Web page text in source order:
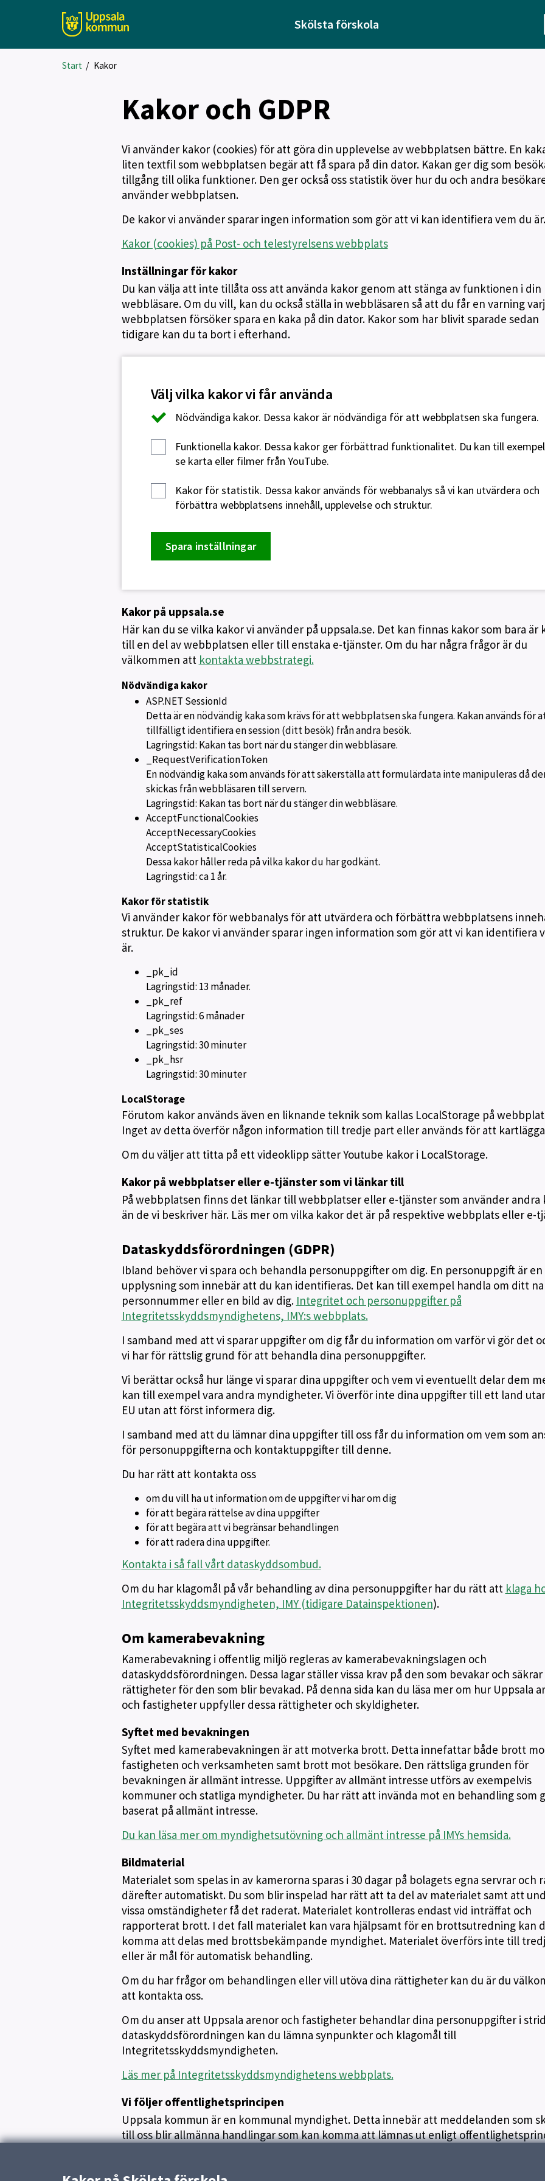
Skölsta förskola
Start / Kakor
Kakor och GDPR
Vi använder kakor (cookies) för att göra din upplevelse av webbplatsen bättre. En
liten textfil som webbplatsen begär att få spara på din dator. Kakan ger dig som
tillgång till olika funktioner. Den ger också oss statistik över hur du och andra
använder webbplatsen.
De kakor vi använder sparar ingen information som gör att vi kan identifiera vem du är.
Kakor (cookies) på Post- och telestyrelsens webbplats
Inställningar för kakor
Du kan välja att inte tillåta oss att använda kakor genom att stänga av funktionen i din
webbläsare. Om du vill, kan du också ställa in webbläsaren så att du får en varning
webbplatsen försöker spara en kaka på din dator. Kakor som har blivit sparade sedan
tidigare kan du ta bort i efterhand.
Välj vilka kakor vi får använda
Nödvändiga kakor. Dessa kakor är nödvändiga för att webbplatsen ska fungera.
Funktionella kakor. Dessa kakor ger förbättrad funktionalitet. Du kan till exempel
se karta eller filmer från YouTube.
Kakor för statistik. Dessa kakor används för webbanalys så vi kan utvärdera och
förbättra webbplatsens innehåll, upplevelse och struktur.
Spara inställningar
Kakor på uppsala.se
Här kan du se vilka kakor vi använder på uppsala.se. Det kan finnas kakor som bara är
till en del av webbplatsen eller till enstaka e-tjänster. Om du har några frågor är du
välkommen att kontakta webbstrategi.
Nödvändiga kakor
ASP.NET SessionId
Detta är en nödvändig kaka som krävs för att webbplatsen ska fungera. Kakan används för
tillfälligt identifiera en session (ditt besök) från andra besök.
Lagringstid: Kakan tas bort när du stänger din webbläsare.
_RequestVerificationToken
En nödvändig kaka som används för att säkerställa att formulärdata inte manipuleras då
skickas från webbläsaren till servern.
Lagringstid: Kakan tas bort när du stänger din webbläsare.
AcceptFunctionalCookies
AcceptNecessaryCookies
AcceptStatisticalCookies
Dessa kakor håller reda på vilka kakor du har godkänt.
Lagringstid: ca 1 år.
Kakor för statistik
Vi använder kakor för webbanalys för att utvärdera och förbättra webbplatsens
struktur. De kakor vi använder sparar ingen information som gör att vi kan identifiera
är.
_pk_id
Lagringstid: 13 månader.
_pk_ref
Lagringstid: 6 månader
_pk_ses
Lagringstid: 30 minuter
_pk_hsr
Lagringstid: 30 minuter
LocalStorage
Förutom kakor används även en liknande teknik som kallas LocalStorage på
Inget av detta överför någon information till tredje part eller används för att
Om du väljer att titta på ett videoklipp sätter Youtube kakor i LocalStorage.
Kakor på webbplatser eller e-tjänster som vi länkar till
På webbplatsen finns det länkar till webbplatser eller e-tjänster som använder andra
än de vi beskriver här. Läs mer om vilka kakor det är på respektive webbplats eller e-
Dataskyddsförordningen (GDPR)
Ibland behöver vi spara och behandla personuppgifter om dig. En personuppgift är en
upplysning som innebär att du kan identifieras. Det kan till exempel handla om ditt
personnummer eller en bild av dig. Integritet och personuppgifter på
Integritetsskyddsmyndighetens, IMY:s webbplats.
I samband med att vi sparar uppgifter om dig får du information om varför vi gör det
vi har för rättslig grund för att behandla dina personuppgifter.
Vi berättar också hur länge vi sparar dina uppgifter och vem vi eventuellt delar dem
kan till exempel vara andra myndigheter. Vi överför inte dina uppgifter till ett land
EU utan att först informera dig.
I samband med att du lämnar dina uppgifter till oss får du information om vem som
för personuppgifterna och kontaktuppgifter till denne.
Du har rätt att kontakta oss
om du vill ha ut information om de uppgifter vi har om dig
för att begära rättelse av dina uppgifter
för att begära att vi begränsar behandlingen
för att radera dina uppgifter.
Kontakta i så fall vårt dataskyddsombud.
Om du har klagomål på vår behandling av dina personuppgifter har du rätt att klaga
Integritetsskyddsmyndigheten, IMY (tidigare Datainspektionen).
Om kamerabevakning
Kamerabevakning i offentlig miljö regleras av kamerabevakningslagen och
dataskyddsförordningen. Dessa lagar ställer vissa krav på den som bevakar och säkrar
rättigheter för den som blir bevakad. På denna sida kan du läsa mer om hur Uppsala
och fastigheter uppfyller dessa rättigheter och skyldigheter.
Syftet med bevakningen
Syftet med kamerabevakningen är att motverka brott. Detta innefattar både brott
fastigheten och verksamheten samt brott mot besökare. Den rättsliga grunden för
bevakningen är allmänt intresse. Uppgifter av allmänt intresse utförs av exempelvis
kommuner och statliga myndigheter. Du har rätt att invända mot en behandling som
baserat på allmänt intresse.
Du kan läsa mer om myndighetsutövning och allmänt intresse på IMYs hemsida.
Bildmaterial
Materialet som spelas in av kamerorna sparas i 30 dagar på bolagets egna servrar och
därefter automatiskt. Du som blir inspelad har rätt att ta del av materialet samt att
vissa omständigheter få det raderat. Materialet kontrolleras endast vid inträffat och
rapporterat brott. I det fall materialet kan vara hjälpsamt för en brottsutredning kan
komma att delas med brottsbekämpande myndighet. Materialet överförs inte till
eller är mål för automatisk behandling.
Om du har frågor om behandlingen eller vill utöva dina rättigheter kan du är du
att kontakta oss.
Om du anser att Uppsala arenor och fastigheter behandlar dina personuppgifter i
dataskyddsförordningen kan du lämna synpunkter och klagomål till
Integritetsskyddsmyndigheten.
Läs mer på Integritetsskyddsmyndighetens webbplats.
Vi följer offentlighetsprincipen
Uppsala kommun är en kommunal myndighet. Detta innebär att meddelanden som
till oss blir allmänna handlingar som kan komma att lämnas ut enligt